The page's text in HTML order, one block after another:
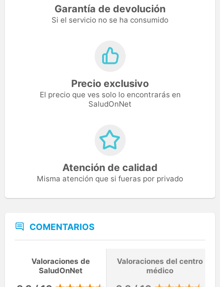
Garantía de devolución
Si el servicio no se ha consumido
Precio exclusivo
El precio que ves solo lo encontrarás en
SaludOnNet
Atención de calidad
Misma atención que si fueras por privado
COMENTARIOS
Valoraciones de
SaludOnNet
Valoraciones del centro
médico